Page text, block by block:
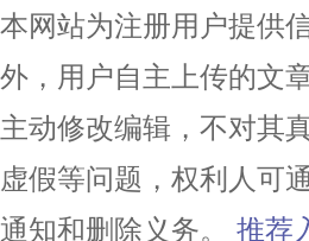
本网站为注册用户提供
外，用户自主上传的文
主动修改编辑，不对其
虚假等问题，权利人可
通知和删除义务。
推荐